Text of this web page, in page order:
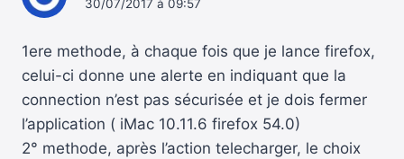
30/07/2017 à 09:57
1ere methode, à chaque fois que je lance firefox,
celui-ci donne une alerte en indiquant que la
connection n’est pas sécurisée et je dois fermer
l’application ( iMac 10.11.6 firefox 54.0)
2° methode, après l’action telecharger, le choix